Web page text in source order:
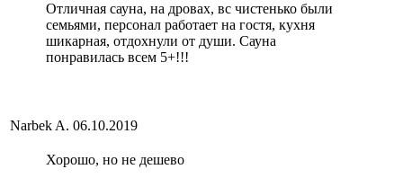
Отличная сауна, на дровах, вс чистенько были
семьями, персонал работает на гостя, кухня
шикарная, отдохнули от души. Сауна
понравилась всем 5+!!!
Narbek A. 06.10.2019
Хорошо, но не дешево